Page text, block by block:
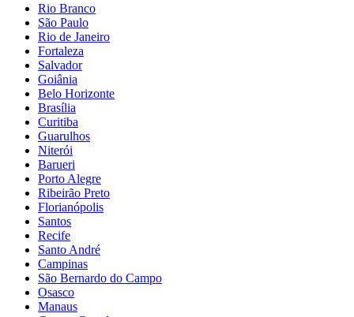
Rio Branco
São Paulo
Rio de Janeiro
Fortaleza
Salvador
Goiânia
Belo Horizonte
Brasília
Curitiba
Guarulhos
Niterói
Barueri
Porto Alegre
Ribeirão Preto
Florianópolis
Santos
Recife
Santo André
Campinas
São Bernardo do Campo
Osasco
Manaus